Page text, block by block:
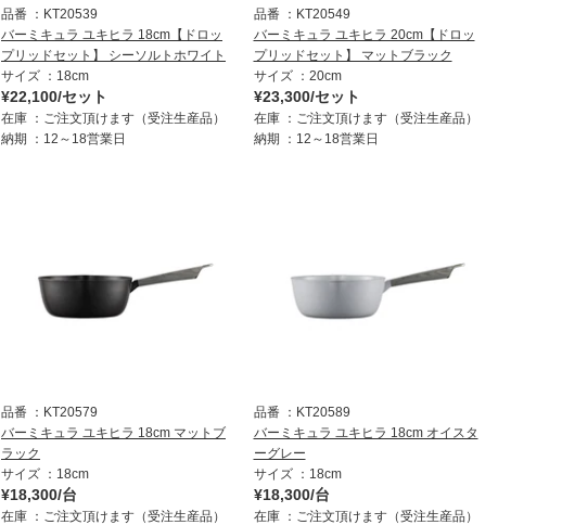
品番
KT20539
バーミキュラ ユキヒラ 18cm【ドロッ
プリッドセット】 シーソルトホワイト
サイズ
18cm
¥22,100/セット
在庫
ご注文頂けます（受注生産品）
納期
12～18営業日
品番
KT20549
バーミキュラ ユキヒラ 20cm【ドロッ
プリッドセット】 マットブラック
サイズ
20cm
¥23,300/セット
在庫
ご注文頂けます（受注生産品）
納期
12～18営業日
品番
KT20579
バーミキュラ ユキヒラ 18cm マットブ
ラック
サイズ
18cm
¥18,300/台
在庫
ご注文頂けます（受注生産品）
品番
KT20589
バーミキュラ ユキヒラ 18cm オイスタ
ーグレー
サイズ
18cm
¥18,300/台
在庫
ご注文頂けます（受注生産品）